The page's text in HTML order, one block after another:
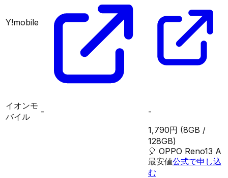
Y!mobile
イオンモ
バイル
- -
1,790円 (8GB /
128GB)
🎈 OPPO Reno13 A
最安値公式で申し込
む